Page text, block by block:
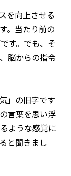
を向上させる
。当たり前の
す。でも、そ
脳からの指令
」の旧字です
言葉を思い浮
ような感覚に
と聞きまし